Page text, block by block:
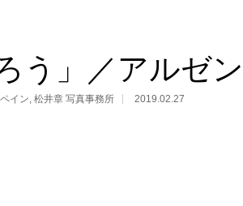
う」／アルゼ
イン, 松井章 写真事務所 2019.02.27